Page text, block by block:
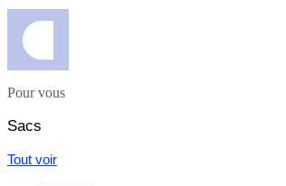
Pour vous
Sacs
Tout voir